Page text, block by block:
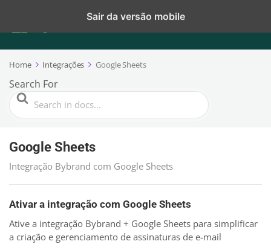
Home Integrações Google Sheets
Search For
Google Sheets
Integração Bybrand com Google Sheets
Ativar a integração com Google Sheets
Ative a integração Bybrand + Google Sheets para simplificar
a criação e gerenciamento de assinaturas de e-mail
Sair da versão mobile